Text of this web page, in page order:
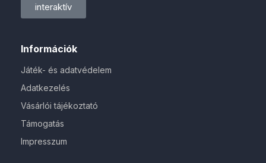
Információk
Játék- és adatvédelem
Adatkezelés
Vásárlói tájékoztató
Támogatás
Impresszum
interaktív